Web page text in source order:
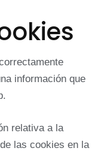
información que
relativa a la
las cookies en la